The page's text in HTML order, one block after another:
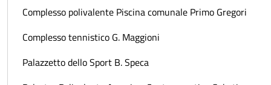
Complesso polivalente Piscina comunale Primo Gregori
Complesso tennistico G. Maggioni
Palazzetto dello Sport B. Speca